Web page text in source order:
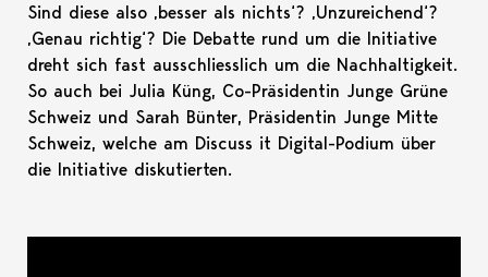
Sind diese also ‚besser als nichts‘? ‚Unzureichend‘?
‚Genau richtig‘? Die Debatte rund um die Initiative
dreht sich fast ausschliesslich um die Nachhaltigkeit.
So auch bei Julia Küng, Co-Präsidentin Junge Grüne
Schweiz und Sarah Bünter, Präsidentin Junge Mitte
Schweiz, welche am Discuss it Digital-Podium über
die Initiative diskutierten.